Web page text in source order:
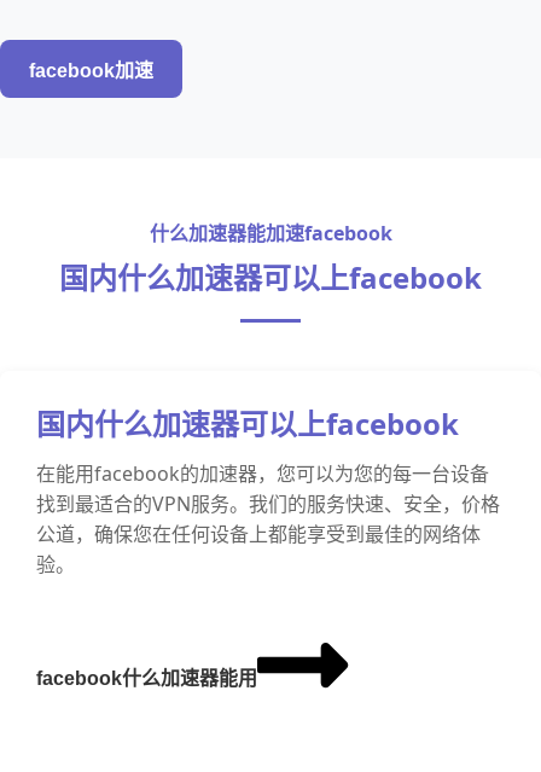
facebook加速
什么加速器能加速facebook
国内什么加速器可以上facebook
国内什么加速器可以上facebook
在能用facebook的加速器，您可以为您的每一台设备
找到最适合的VPN服务。我们的服务快速、安全，价格
公道，确保您在任何设备上都能享受到最佳的网络体
验。
facebook什么加速器能用